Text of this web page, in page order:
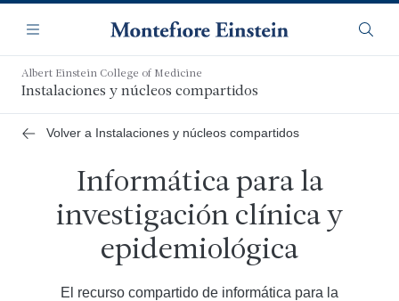
contenido
principal
Navegación
Menú
Albert Einstein College of Medicine
Instalaciones y núcleos compartidos
Volver a Instalaciones y núcleos compartidos
Informática para la
investigación clínica y
epidemiológica
El recurso compartido de informática para la